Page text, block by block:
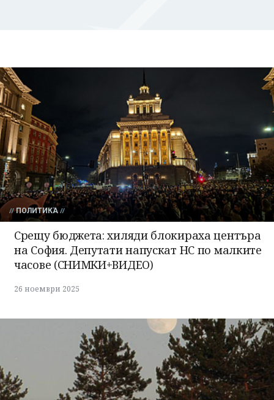
ПОЛИТИКА
Срещу бюджета: хиляди блокираха центъра
на София. Депутати напускат НС по малките
часове (СНИМКИ+ВИДЕО)
26 ноември 2025